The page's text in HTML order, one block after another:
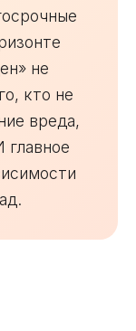
не
кто не
вреда,
главное